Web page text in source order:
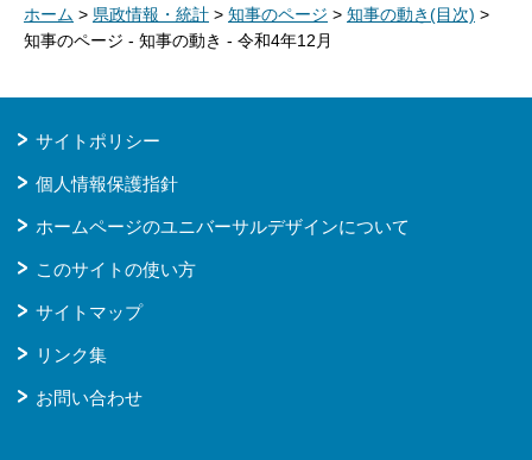
ホーム > 県政情報・統計 > 知事のページ > 知事の動き(目次) >
知事のページ - 知事の動き - 令和4年12月
サイトポリシー
個人情報保護指針
ホームページのユニバーサルデザインについて
このサイトの使い方
サイトマップ
リンク集
お問い合わせ